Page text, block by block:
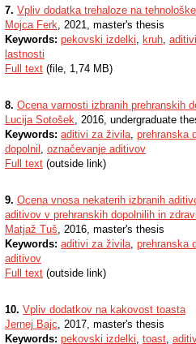
7. Vpliv dodatka trehaloze na
Mojca Ferk, 2021, master's thesis
Keywords: pekovski izdelki, kruh, aditivi
lastnosti
Full text (file, 1,74 MB)
8. Ocena varnosti izbranih prehranskih
Lucija Sotošek, 2016, undergraduate
Keywords: aditivi za živila, prehranska
dopolnil , označevanje aditivov
Full text (outside link)
9. Ocena vnosa nekaterih izbranih
aditivov v prehranskih dopolnilih in
Matjaž Tuš, 2016, master's thesis
Keywords: aditivi za živila, prehranska
aditivov
Full text (outside link)
10. Vpliv dodatkov na kakovost toasta
Jernej Bajc, 2017, master's thesis
Keywords: pekovski izdelki, toast,